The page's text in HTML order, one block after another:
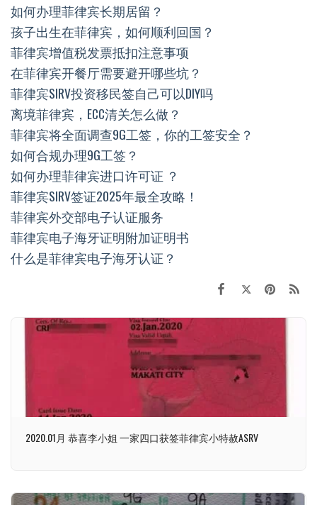
如何办理菲律宾长期居留？
孩子出生在菲律宾，如何顺利回国？
菲律宾增值税发票抵扣注意事项
在菲律宾开餐厅需要避开哪些坑？
菲律宾SIRV投资移民签自己可以DIY吗
离境菲律宾，ECC清关怎么做？
菲律宾将全面调查9G工签，你的工签安全？
如何合规办理9G工签？
如何办理菲律宾进口许可证 ？
菲律宾SIRV签证2025年最全攻略！
菲律宾外交部电子认证服务
菲律宾电子海牙证明附加证明书
什么是菲律宾电子海牙认证？
2020.01月 恭喜李小姐 一家四口获签菲律宾小特赦ASRV